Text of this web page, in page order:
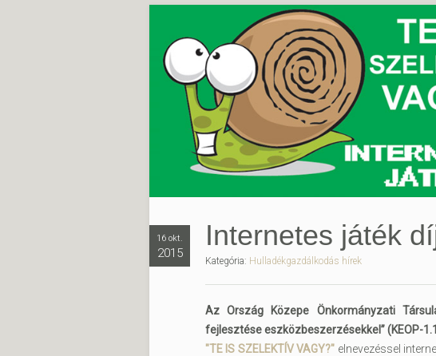
16 okt.
2015
Internetes játék
Kategória: Hulladékgazdálkodás hírek
Az Ország Közepe Önkormányzati
fejlesztése eszközbeszerzésekkel” (KEOP-
"TE IS SZELEKTÍV VAGY?" elnevezéssel